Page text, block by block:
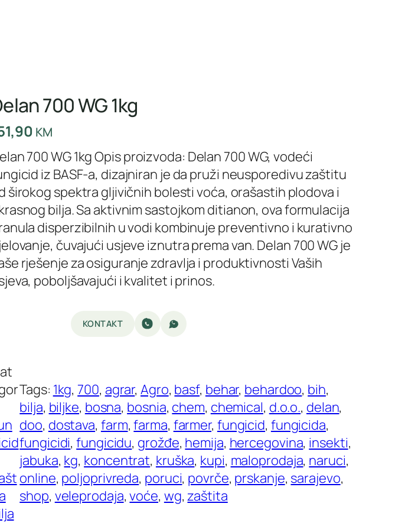
700 WG 1kg
KM
700 WG 1kg Opis proizvoda: Delan 700 WG, vodeći
iz BASF-a, dizajniran je da pruži neusporedivu zaštitu
širokog spektra gljivičnih bolesti voća, orašastih plodova i
bilja. Sa aktivnim sastojkom ditianon, ova formulacija
disperzibilnih u vodi kombinuje preventivno i kurativno
čuvajući usjeve iznutra prema van. Delan 700 WG je
rješenje za osiguranje zdravlja i produktivnosti Vaših
poboljšavajući i kvalitet i prinos.
KONTAKT
Tags: 1kg, 700, agrar, Agro, basf, behar, behardoo, bih
bilja, biljke, bosna, bosnia, chem, chemical, d.o.o., delan
doo, dostava, farm, farma, farmer, fungicid, fungicida
fungicidi, fungicidu, grožđe, hemija, hercegovina, insekti
jabuka, kg, koncentrat, kruška, kupi, maloprodaja, naruci
online, poljoprivreda, poruci, povrče, prskanje, sarajevo
shop, veleprodaja, voće, wg, zaštita